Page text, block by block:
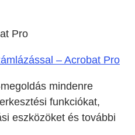
Pro
– Acrobat Pro
mindenre
funkciókat,
eszközöket és további